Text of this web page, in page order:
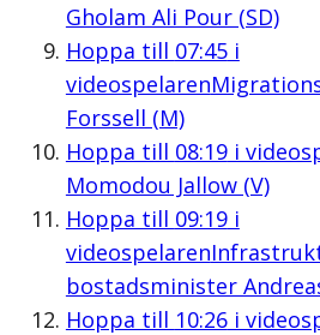
Gholam Ali Pour (SD)
Hoppa till 07:45i
videospelaren
Forssell (M)
Hoppa till 08:19i
Momodou Jallow (V)
Hoppa till 09:19i
videospelaren
bostadsminister
Hoppa till 10:26i